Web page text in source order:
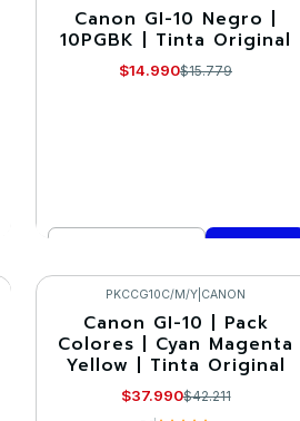
-5%
Canon GI-10 Negro |
10PGBK | Tinta Original
$14.990$15.779
Comprar ahora
-10%
PKCCG10C/M/Y CANON
Canon GI-10 | Pack
Colores | Cyan Magenta
Yellow | Tinta Original
$37.990$42.211